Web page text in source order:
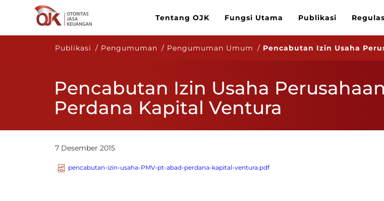
Tentang OJK Fungsi Utama Publikasi
Publikasi / Pengumuman / Pengumuman Umum / Pencabutan Izin Usaha
Pencabutan Izin Usaha
Perdana Kapital Ventura
7 Desember 2015
pencabutan-izin-usaha-PMV​-pt-abad-perdana-kapital-ventura.pdf